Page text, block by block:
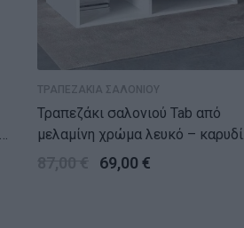
ΤΡΑΠΕΖΑΚΙΑ ΣΑΛΟΝΙΟΥ
Τραπεζάκι σαλονιού Tab από
μελαμίνη χρώμα λευκό – καρυδί
105x60x32εκ.
69,00 €